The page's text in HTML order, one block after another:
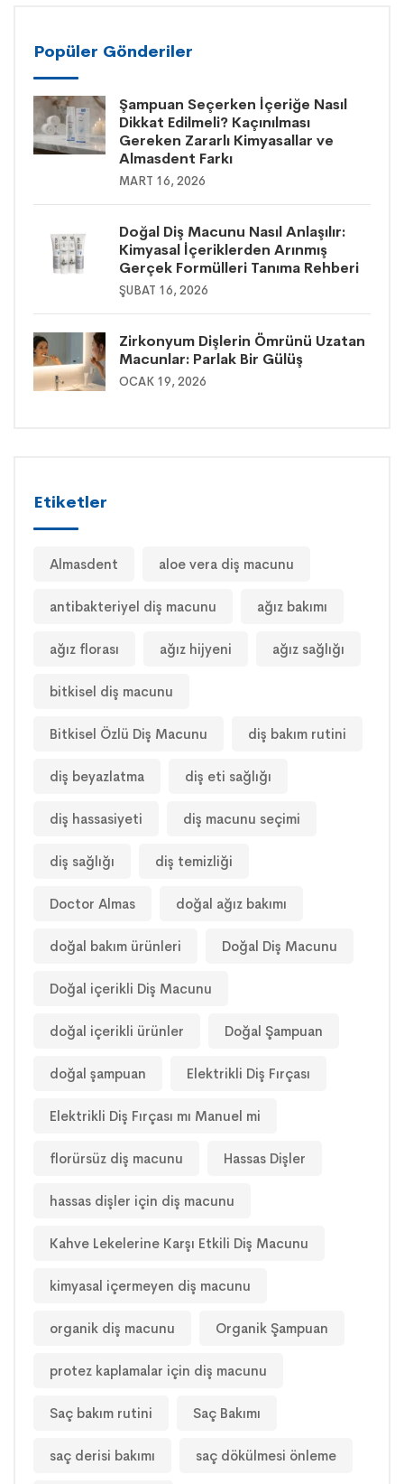
Popüler Gönderiler
Şampuan Seçerken İçeriğe Nasıl
Dikkat Edilmeli? Kaçınılması
Gereken Zararlı Kimyasallar ve
Almasdent Farkı
MART 16, 2026
Doğal Diş Macunu Nasıl Anlaşılır:
Kimyasal İçeriklerden Arınmış
Gerçek Formülleri Tanıma Rehberi
ŞUBAT 16, 2026
Zirkonyum Dişlerin Ömrünü Uzatan
Macunlar: Parlak Bir Gülüş
OCAK 19, 2026
Etiketler
Almasdent aloe vera diş macunu
antibakteriyel diş macunu ağız bakımı
ağız florası ağız hijyeni ağız sağlığı
bitkisel diş macunu
Bitkisel Özlü Diş Macunu diş bakım rutini
diş beyazlatma diş eti sağlığı
diş hassasiyeti diş macunu seçimi
diş sağlığı diş temizliği
Doctor Almas doğal ağız bakımı
doğal bakım ürünleri Doğal Diş Macunu
Doğal içerikli Diş Macunu
doğal içerikli ürünler Doğal Şampuan
doğal şampuan Elektrikli Diş Fırçası
Elektrikli Diş Fırçası mı Manuel mi
florürsüz diş macunu Hassas Dişler
hassas dişler için diş macunu
Kahve Lekelerine Karşı Etkili Diş Macunu
kimyasal içermeyen diş macunu
organik diş macunu Organik Şampuan
protez kaplamalar için diş macunu
Saç bakım rutini Saç Bakımı
saç derisi bakımı saç dökülmesi önleme